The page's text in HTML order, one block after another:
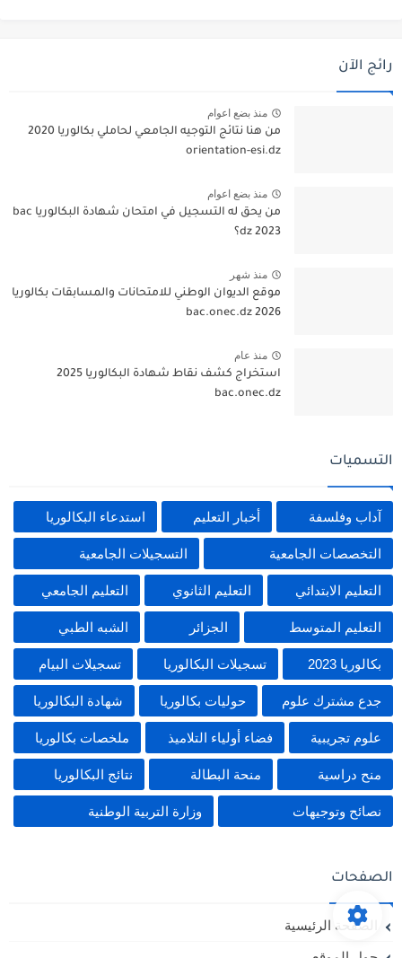
رائج الآن
منذ بضع اعوام
من هنا نتائج التوجيه الجامعي لحاملي بكالوريا 2020
orientation-esi.dz
منذ بضع اعوام
من يحق له التسجيل في امتحان شهادة البكالوريا bac
dz 2023؟
منذ شهر
موقع الديوان الوطني للامتحانات والمسابقات بكالوريا
2026 bac.onec.dz
منذ عام
استخراج كشف نقاط شهادة البكالوريا 2025
bac.onec.dz
التسميات
آداب وفلسفة أخبار التعليم استدعاء البكالوريا
التخصصات الجامعية التسجيلات الجامعية
التعليم الابتدائي التعليم الثانوي التعليم الجامعي
التعليم المتوسط الجزائر الشبه الطبي
بكالوريا 2023 تسجيلات البكالوريا تسجيلات البيام
جدع مشترك علوم حوليات بكالوريا شهادة البكالوريا
علوم تجريبية فضاء أولياء التلاميذ ملخصات بكالوريا
منح دراسية منحة البطالة نتائج البكالوريا
نصائح وتوجيهات وزارة التربية الوطنية
الصفحات
الصفحة الرئيسية